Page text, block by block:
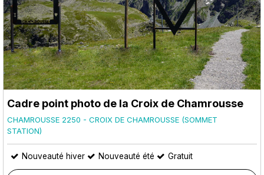
Cadre point photo de la Croix de Chamrousse
CHAMROUSSE 2250 - CROIX DE CHAMROUSSE (SOMMET
STATION)
Nouveauté hiver Nouveauté été Gratuit